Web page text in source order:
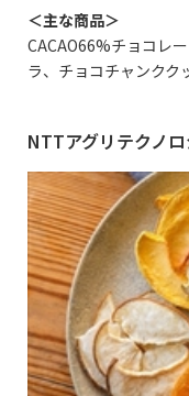
＜主な商品＞
CACAO66%チョコレ
ラ、チョコチャンクク
NTTアグリテクノロ